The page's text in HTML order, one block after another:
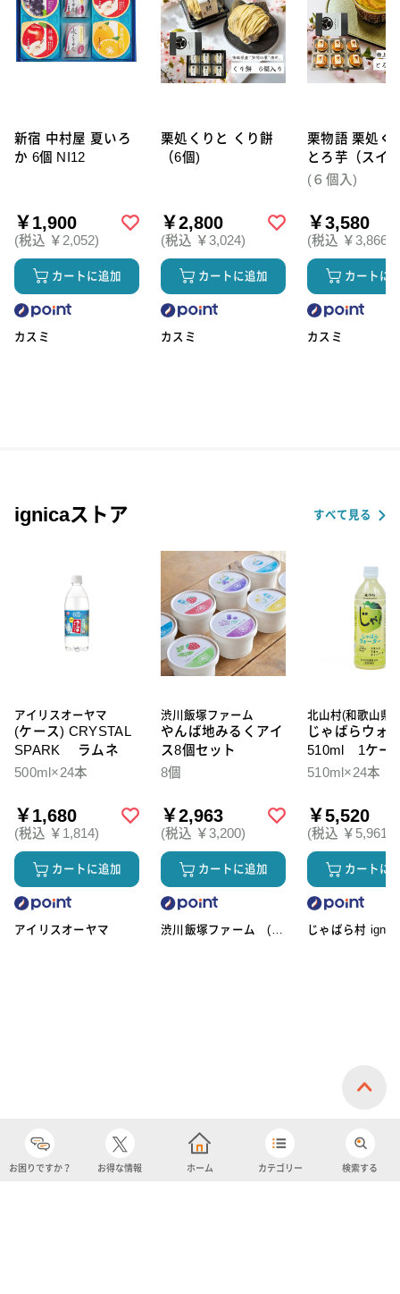
新宿 中村屋 夏いろ
か 6個 NI12
￥1,900
(税込 ￥2,052)
カートに追加
カスミ
栗処くりと くり餅
（6個)
￥2,800
(税込 ￥3,024)
カートに追加
カスミ
栗物語 栗処く
とろ芋（スイ
テト）6個セッ
(６個入)
￥3,580
(税込 ￥3,866)
カートに
カスミ
ignicaストア すべて見る
アイリスオーヤマ
(ケース) CRYSTAL
SPARK ラムネ
500ml×24本
￥1,680
(税込 ￥1,814)
カートに追加
アイリスオーヤマ
渋川飯塚ファーム
やんば地みるくアイ
ス8個セット
8個
￥2,963
(税込 ￥3,200)
カートに追加
渋川飯塚ファーム (ア
北山村(和歌山県)
じゃばらウォ
510ml 1ケー
本入
510ml×24本
￥5,520
(税込 ￥5,961)
カートに
じゃばら村
お困りですか？ お得な情報 ホーム カテゴリー 検索する